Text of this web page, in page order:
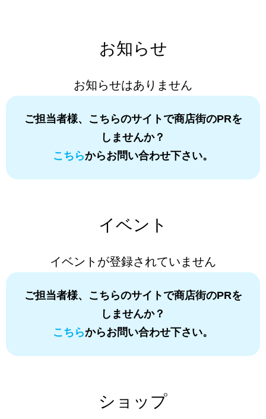
お知らせ
お知らせはありません
ご担当者様、こちらのサイトで商店街のPRを
しませんか？
こちらからお問い合わせ下さい。
イベント
イベントが登録されていません
ご担当者様、こちらのサイトで商店街のPRを
しませんか？
こちらからお問い合わせ下さい。
ショップ